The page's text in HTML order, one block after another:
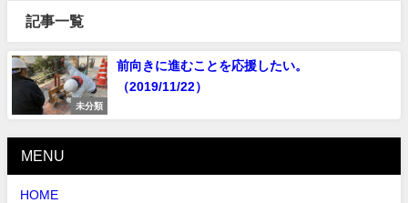
記事一覧
未分類
前向きに進むことを応援したい。
（2019/11/22）
MENU
HOME